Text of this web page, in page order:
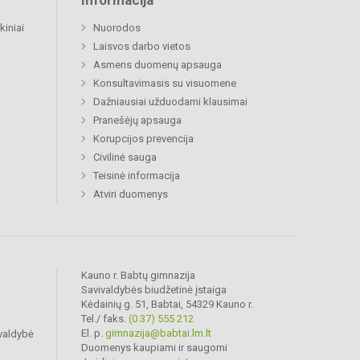
Nuorodos
Laisvos darbo vietos
Asmens duomenų apsauga
Konsultavimasis su visuomene
Dažniausiai užduodami klausimai
Pranešėjų apsauga
Korupcijos prevencija
Civilinė sauga
Teisinė informacija
Atviri duomenys
Kauno r. Babtų gimnazija
Savivaldybės biudžetinė įstaiga
Kėdainių g. 51, Babtai, 54329 Kauno r.
Tel./ faks. (0 37) 555 212
El. p. gimnazija@babtai.lm.lt
Duomenys kaupiami ir saugomi